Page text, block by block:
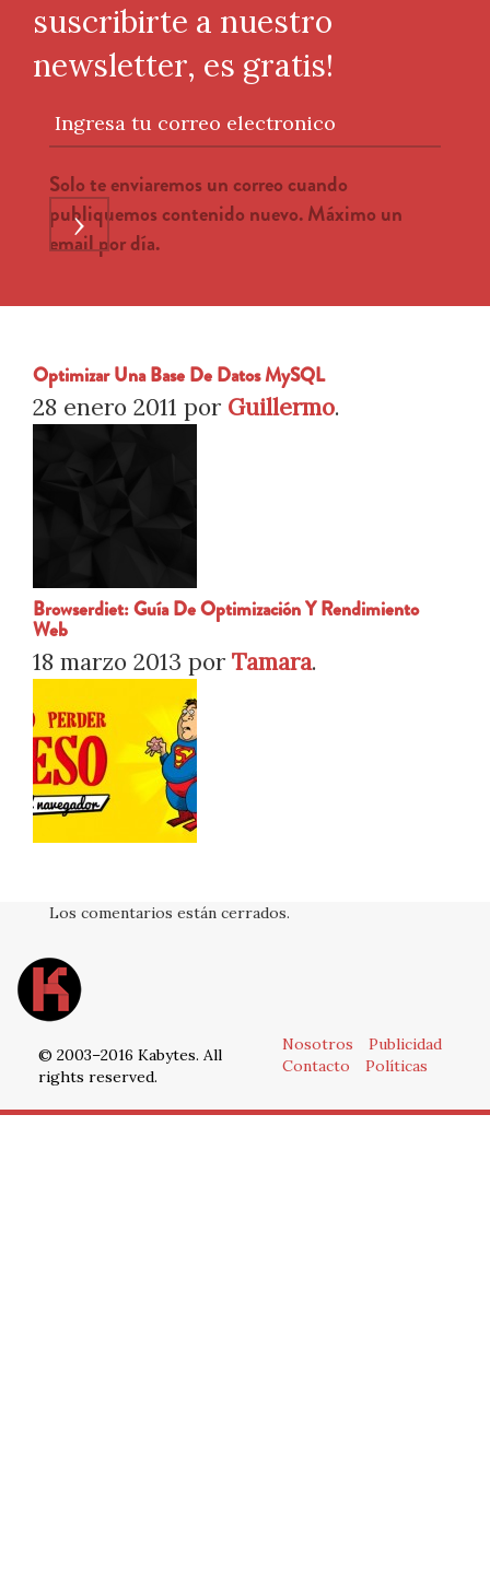
suscribirte a nuestro
newsletter, es gratis!
Ingresa tu correo electronico
Solo te enviaremos un correo cuando
publiquemos contenido nuevo. Máximo un
email por día.
›
Optimizar Una Base De Datos MySQL
28 enero 2011 por Guillermo.
Browserdiet: Guía De Optimización Y Rendimiento
Web
18 marzo 2013 por Tamara.
Los comentarios están cerrados.
© 2003–2016 Kabytes. All
rights reserved.
Nosotros
Publicidad
Contacto
Políticas